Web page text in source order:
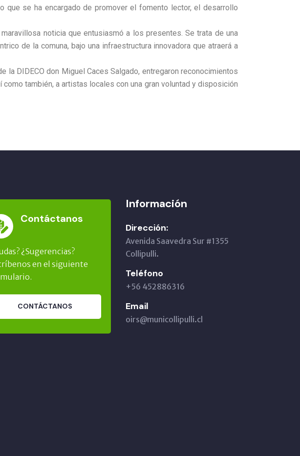
que se ha encargado de promover el fomento lector, el desarrollo
noticia que entusiasmó a los presentes. Se trata de una
de la comuna, bajo una infraestructura innovadora que atraerá a
DIDECO don Miguel Caces Salgado, entregaron reconocimientos
también, a artistas locales con una gran voluntad y disposición
Contáctanos
¿Sugerencias?
en el siguiente
CONTÁCTANOS
Información
Dirección:
Avenida Saavedra Sur #1355
Collipulli.
Teléfono
+56 452886316
Email
oirs@municollipulli.cl